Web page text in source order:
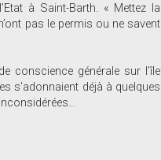
à Saint-Barth. « Mettez la
pas le permis ou ne savent
conscience générale sur l’île
s’adonnaient déjà à quelques